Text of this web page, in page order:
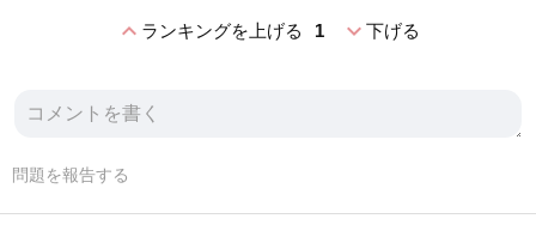
expand_lessランキングを上げる 1 expand_more下げる
問題を報告する